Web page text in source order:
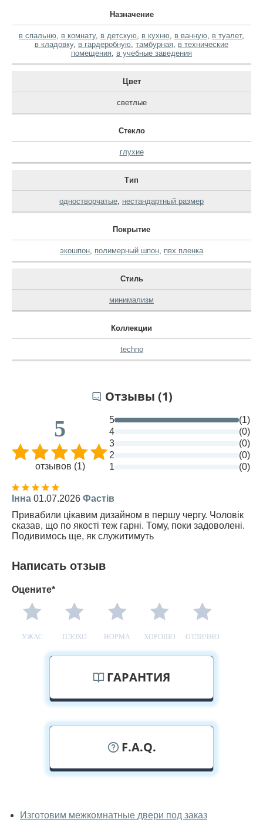
Назначение
в спальню в комнату, в детскую в кухню в ванную в туалет,
в кладовку, в гардеробную тамбурная в технические
помещения в учебные заведения
Цвет
светлые
Стекло
глухие
Тип
одностворчатые нестандартный размер
Покрытие
экошпон полимерный шпон пвх пленка
Стиль
минимализм
Коллекции
techno
Отзывы (1)
5
отзывов (1)
5
(1)
4
(0)
3
(0)
2
(0)
1
(0)
Інна 01.07.2026 Фастів
Привабили цікавим дизайном в першу чергу. Чоловік
сказав, що по якості теж гарні. Тому, поки задоволені.
Подивимось ще, як служитимуть
Написать отзыв
Оцените*
УЖАС ПЛОХО НОРМА ХОРОШО ОТЛИЧНО
ГАРАНТИЯ
F.A.Q.
межкомнатные двери фаворит
Изготовим межкомнатные двери под заказ